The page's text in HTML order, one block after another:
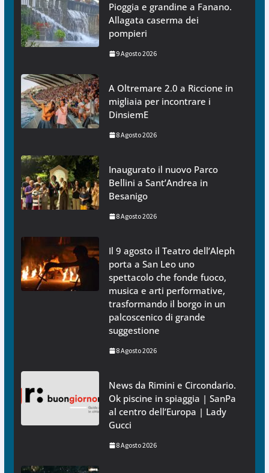
Pioggia e grandine a Fanano.
Allagata caserma dei
pompieri
9 Agosto 2026
A Oltremare 2.0 a Riccione in
migliaia per incontrare i
DinsiemE
8 Agosto 2026
Inaugurato il nuovo Parco
Bellini a Sant’Andrea in
Besanigo
8 Agosto 2026
Il 9 agosto il Teatro dell’Aleph
porta a San Leo uno
spettacolo che fonde fuoco,
musica e arti performative,
trasformando il borgo in un
palcoscenico di grande
suggestione
8 Agosto 2026
News da Rimini e Circondario.
Ok piscine in spiaggia | SanPa
al centro dell’Europa | Lady
Gucci
8 Agosto 2026